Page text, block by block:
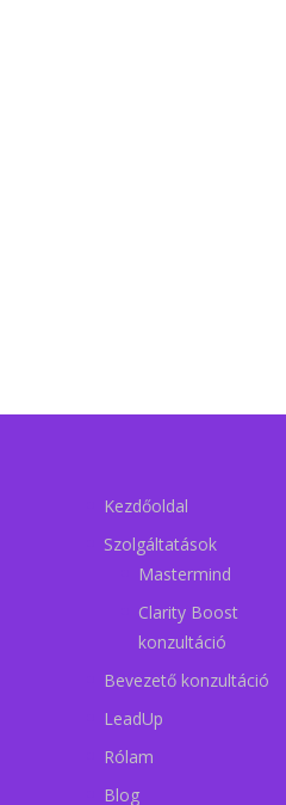
Kezdőoldal
Szolgáltatások
Mastermind
Clarity Boost
konzultáció
Bevezető konzultáció
LeadUp
Rólam
Blog